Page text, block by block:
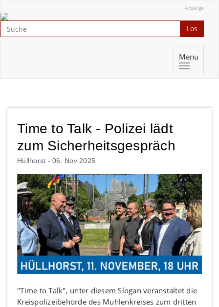
Anzeige
Los
Menü
Time to Talk - Polizei lädt
zum Sicherheitsgespräch
Hüllhorst - 06. Nov 2025
"Time to Talk", unter diesem Slogan veranstaltet die
Kreispolizeibehörde des Mühlenkreises zum dritten